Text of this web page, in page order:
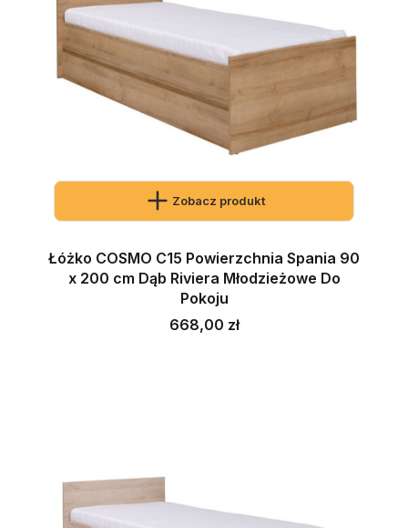
Zobacz produkt
Łóżko COSMO C15 Powierzchnia Spania 90
x 200 cm Dąb Riviera Młodzieżowe Do
Pokoju
Cena
668,00 zł